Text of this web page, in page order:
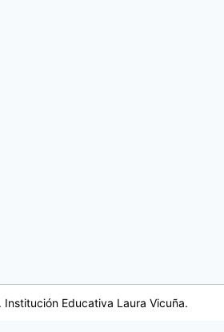
Educativa Laura Vicuña.